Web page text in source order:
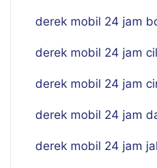
derek mobil 24 jam
derek mobil 24 jam
derek mobil 24 jam
derek mobil 24 jam
derek mobil 24 jam